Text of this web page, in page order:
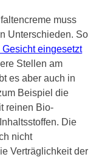
muss
Unterschieden. So
eingesetzt
Stellen am
es aber auch in
Beispiel die
reinen Bio-
Die
nicht
Verträglichkeit der